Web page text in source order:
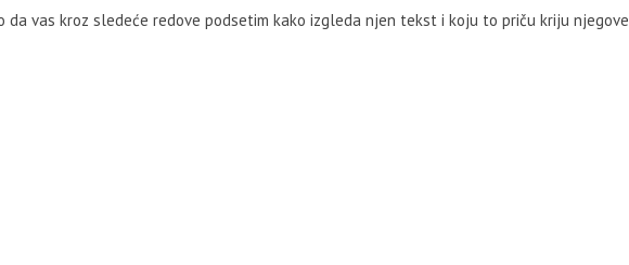
da vas kroz sledeće redove podsetim kako izgleda njen tekst i koju to priču kriju njegove